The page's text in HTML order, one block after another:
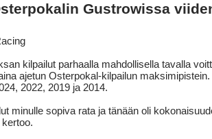
Gustrowissa
kilpailut parhaalla mahdollisella tavalla
ajetun Osterpokal-kilpailun maksimipistein.
2022, 2019 ja 2014.
minulle sopiva rata ja tänään oli